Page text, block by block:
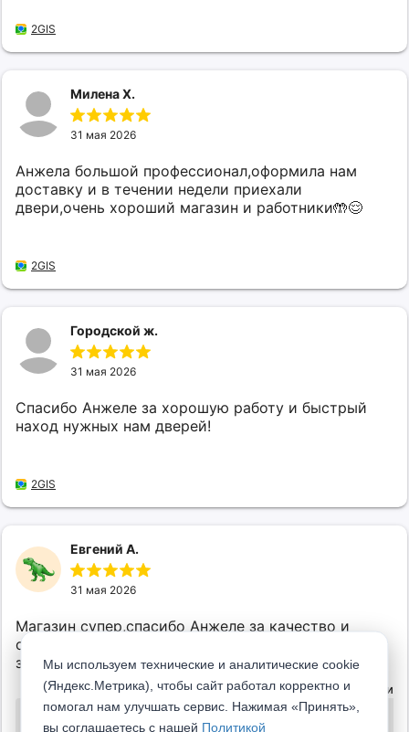
2GIS
Милена Х.
31 мая 2026
Анжела большой профессионал,оформила нам
доставку и в течении недели приехали
двери,очень хороший магазин и работники🤲😌
2GIS
Городской ж.
31 мая 2026
Спасибо Анжеле за хорошую работу и быстрый
наход нужных нам дверей!
2GIS
Евгений А.
31 мая 2026
Магазин супер,спасибо Анжеле за качество и
скорость работы,быстро выбрали двери и сделал
заказ
Ответ компании
Добрый день! Благодарим вас за высокую оценку. Для нас важно знать, что у вас
остались положительные впечатления от покупки и предоставленного сервиса! Будем
Мы используем технические и аналитические cookie
(Яндекс.Метрика), чтобы сайт работал корректно и
помогал нам улучшать сервис. Нажимая «Принять»,
вы соглашаетесь с нашей Политикой